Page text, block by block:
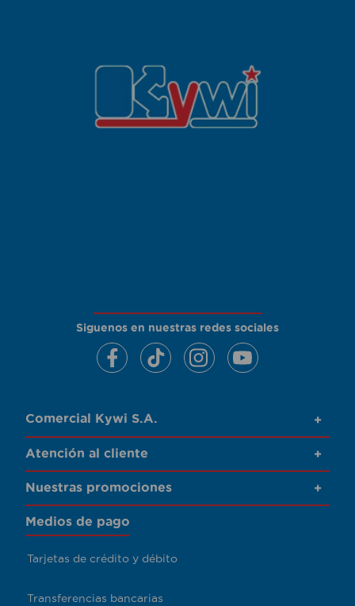
Siguenos en nuestras redes sociales
Comercial Kywi S.A. +
Atención al cliente +
Nuestras promociones +
Medios de pago
Tarjetas de crédito y débito
Transferencias bancarias